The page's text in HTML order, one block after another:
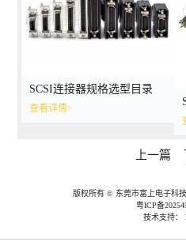
SCSI连接器规格选型目录
查看详情>
上一篇
版权所有 © 东莞市富上电子科技
粤ICP备
技术支持：